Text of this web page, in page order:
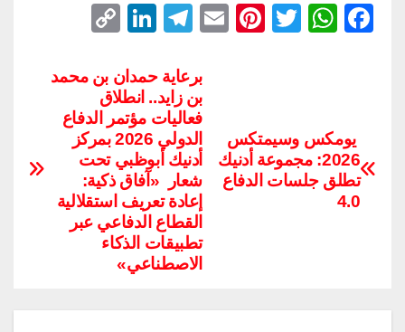
F
b
o
o
W
A
p
p
T
Pi
st
E
ail
T
e
gr
a
m
Li
k
e
dI
n
p
y
Li
n
k
برعاية حمدان بن محمد
بن زايد.. انطلاق
فعاليات مؤتمر الدفاع
الدولي 2026 بمركز
أدنيك أبوظبي تحت
شعار «آفاق ذكية:
إعادة تعريف استقلالية
القطاع الدفاعي عبر
تطبيقات الذكاء
الاصطناعي»
يومكس وسيمتكس
2026: مجموعة أدنيك
تطلق جلسات الدفاع
4.0